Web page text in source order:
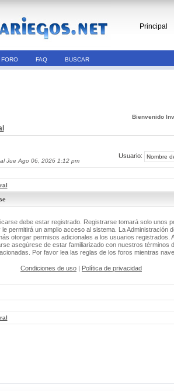
Principal
FAQ BUSCAR
Bienvenido
Jue Ago 06, 2026 1:12 pm
Usuario:
debe estar registrado. Registrarse tomará solo unos
permitirá un amplio acceso al sistema. La Administración
otorgar permisos adicionales a los usuarios registrados.
asegúrese de estar familiarizado con nuestros términos
Por favor lea las reglas de los foros mientras
Condiciones de uso | Política de privacidad